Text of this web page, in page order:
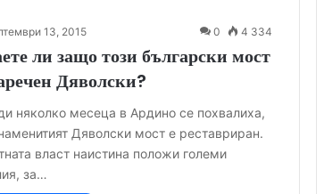
13, 2015 0 4 334
ли защо този български мост
Дяволски?
няколко месеца в Ардино се похвалиха,
Дяволски мост е реставриран.
власт наистина положи големи
за…